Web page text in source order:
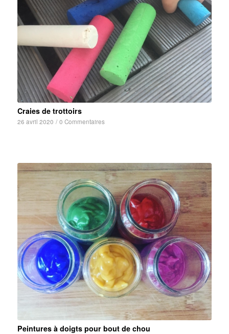
Craies de trottoirs
26 avril 2020 / 0 Commentaires
Peintures à doigts pour bout de chou